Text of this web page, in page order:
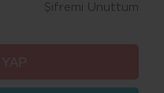
Şifremi Unuttum